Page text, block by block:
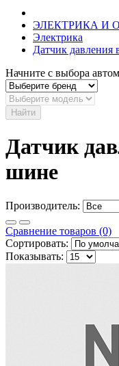
ЭЛЕКТРИКА И
Электрика
Датчик давления
Начните с выбора
Найти
Датчик
шине
Производитель:
Сравнение товаров (0)
Сортировать:
Показывать: